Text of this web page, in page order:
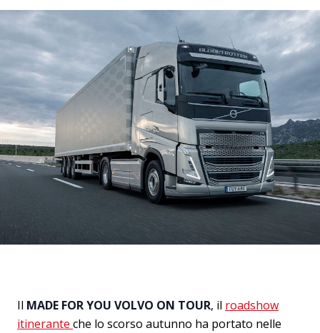
Il MADE FOR YOU VOLVO ON TOUR, il roadshow
itinerante che lo scorso autunno ha portato nelle